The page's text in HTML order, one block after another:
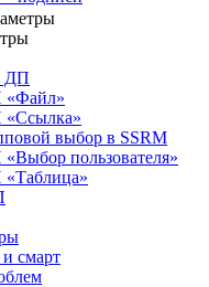
ДП
выбор в SSRM
пользователя»
смарт